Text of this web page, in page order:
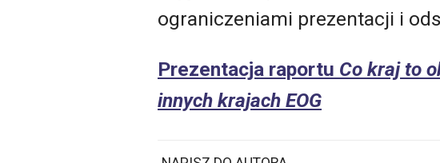
ograniczeniami prezentacji i
Prezentacja raportu Co kraj to
innych krajach EOG